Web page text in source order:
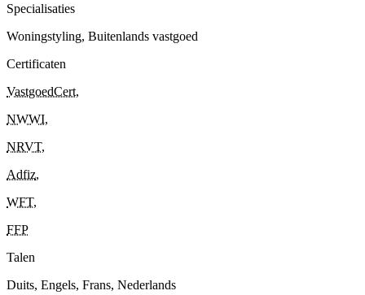
Specialisaties
Woningstyling, Buitenlands vastgoed
Certificaten
VastgoedCert,
NWWI,
NRVT,
Adfiz,
WFT,
FFP
Talen
Duits, Engels, Frans, Nederlands